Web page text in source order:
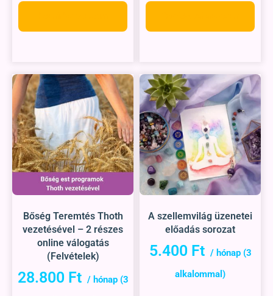
Bőség Teremtés Thoth
vezetésével – 2 részes
online válogatás
(Felvételek)
28.800 Ft
A szellemvilág üzenetei
előadás sorozat
5.400 Ft